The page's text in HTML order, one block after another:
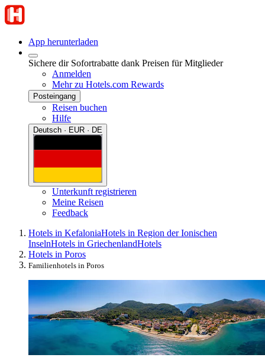
App herunterladen
Sichere dir Sofortrabatte dank Preisen für Mitglieder
Anmelden
Mehr zu Hotels.com Rewards
Posteingang
Reisen buchen
Hilfe
Deutsch · EUR · DE
Unterkunft registrieren
Meine Reisen
Feedback
Hotels in KefaloniaHotels in Region der Ionischen
InselnHotels in GriechenlandHotels
Hotels in Poros
Familienhotels in Poros